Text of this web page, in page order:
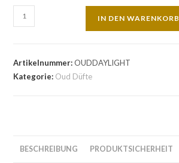
IN DEN WARENKORB
Artikelnummer:OUDDAYLIGHT
Kategorie: Oud Düfte
BESCHREIBUNG PRODUKTSICHERHEIT